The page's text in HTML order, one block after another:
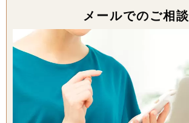
メールでのご相談